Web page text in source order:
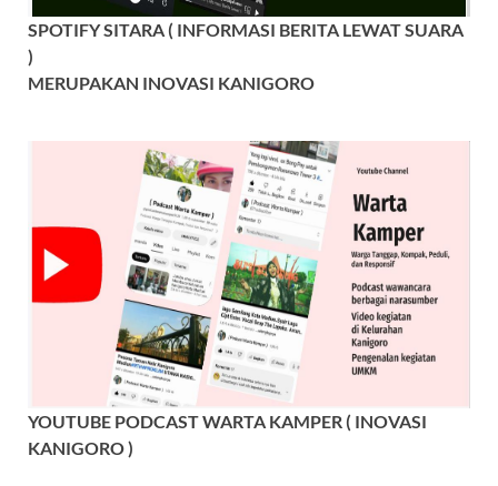
SPOTIFY SITARA ( INFORMASI BERITA LEWAT SUARA
)
MERUPAKAN INOVASI KANIGORO
YOUTUBE PODCAST WARTA KAMPER ( INOVASI
KANIGORO )